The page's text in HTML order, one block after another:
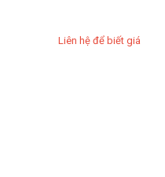
Liên hệ để biết giá